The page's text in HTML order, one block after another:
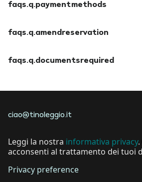
faqs.q.paymentmethods
faqs.q.amendreservation
faqs.q.documentsrequired
ciao@tinoleggio.it
Leggi la nostra informativa privacy
acconsenti al trattamento dei tuoi
Privacy preference